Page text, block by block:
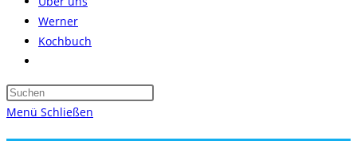
Werner
Kochbuch
umschalten
Press
Menü Schließen